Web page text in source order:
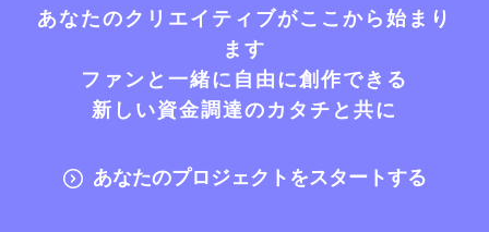
あなたのクリエイティブがここから始まり
ます
ファンと一緒に自由に創作できる
新しい資金調達のカタチと共に
あなたのプロジェクトをスタートする